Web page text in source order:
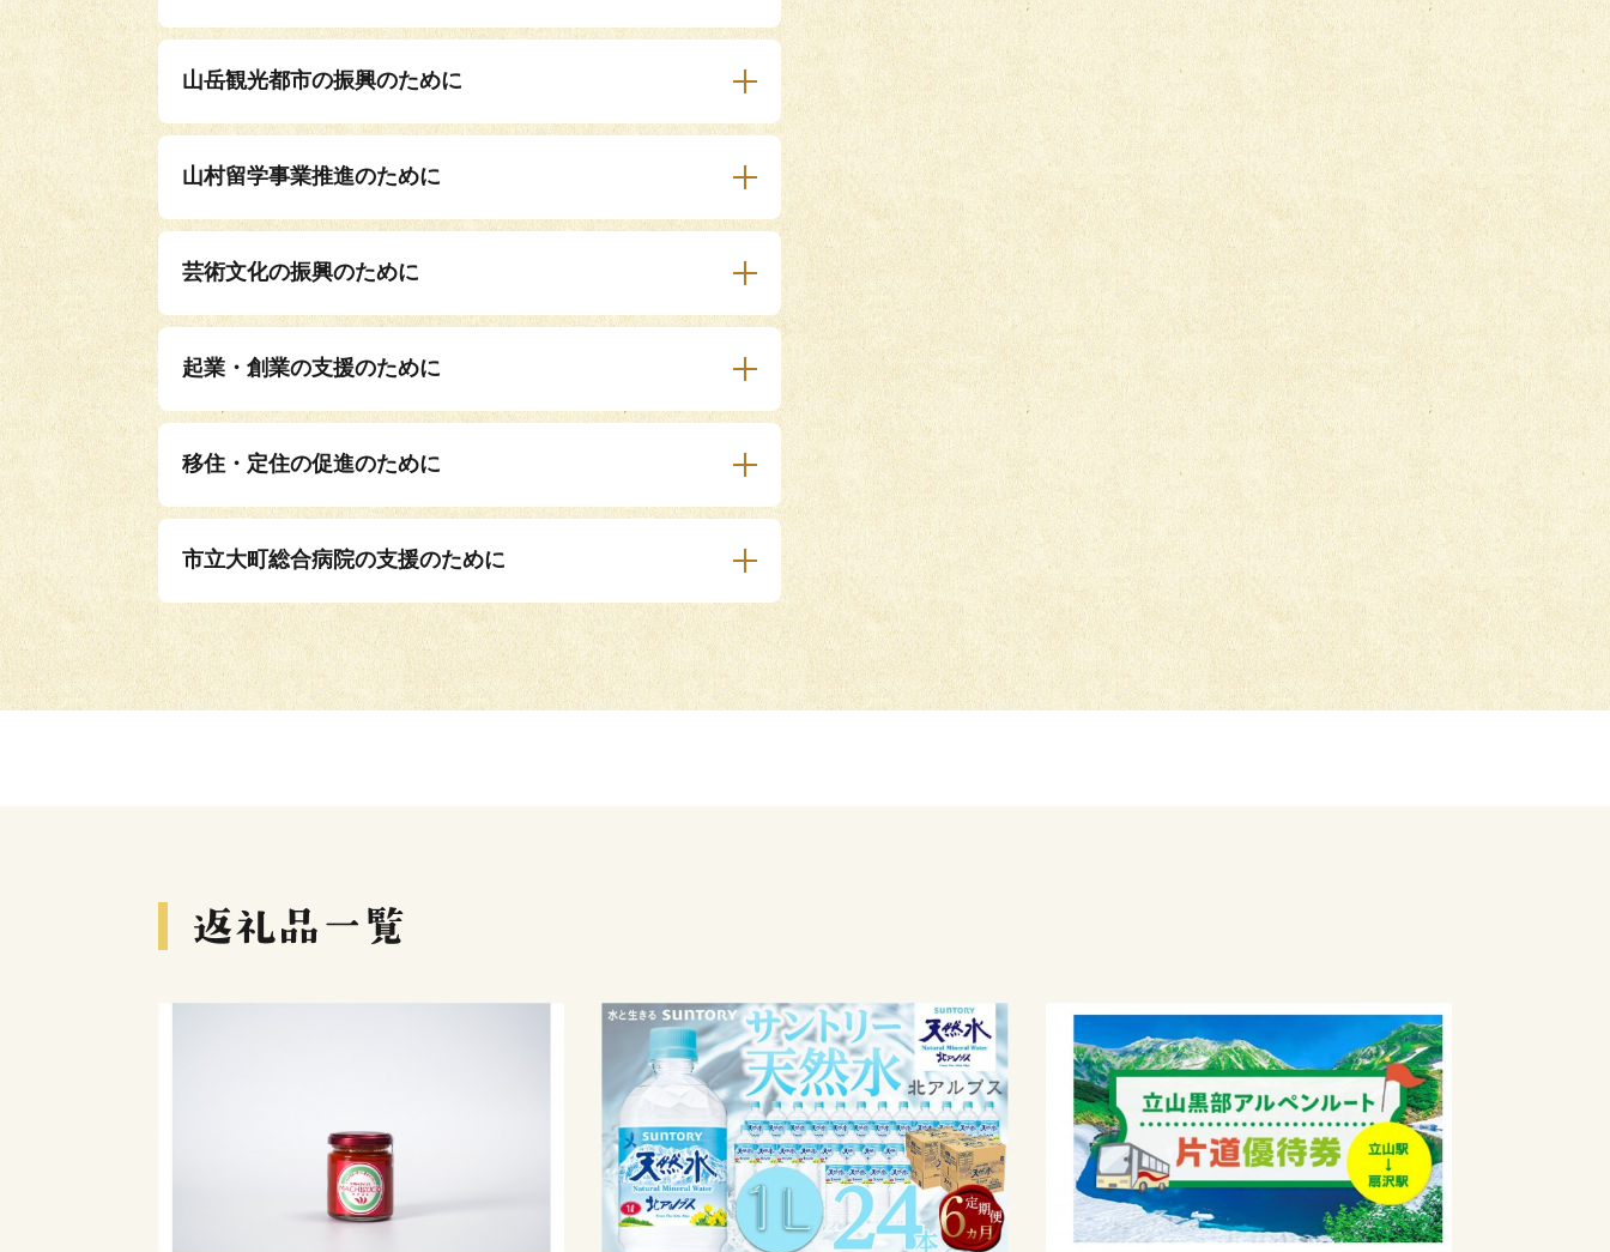
山岳観光都市の振興のために
山村留学事業推進のために
芸術文化の振興のために
起業・創業の支援のために
移住・定住の促進のために
市立大町総合病院の支援のために